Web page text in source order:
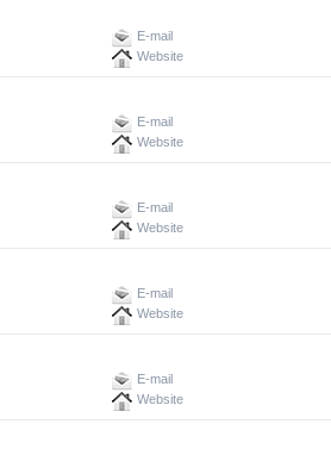
E-mail
Website
E-mail
Website
E-mail
Website
E-mail
Website
E-mail
Website